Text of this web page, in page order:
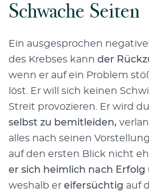
Schwache Seiten
Ein ausgesprochen
des Krebses kann der
wenn er auf ein Problem
löst. Er will sich keinen
Streit provozieren. Er wird
selbst zu bemitleiden,
alles nach seinen
auf den ersten Blick nicht
er sich heimlich nach
weshalb er eifersüchtig auf